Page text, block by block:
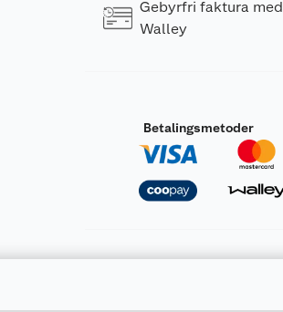
Gebyrfri faktura med
Walley
Betalingsmetoder